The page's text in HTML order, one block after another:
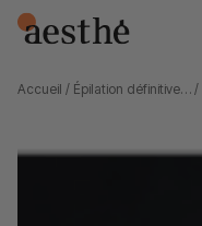
Accueil / Épilation définitive… /